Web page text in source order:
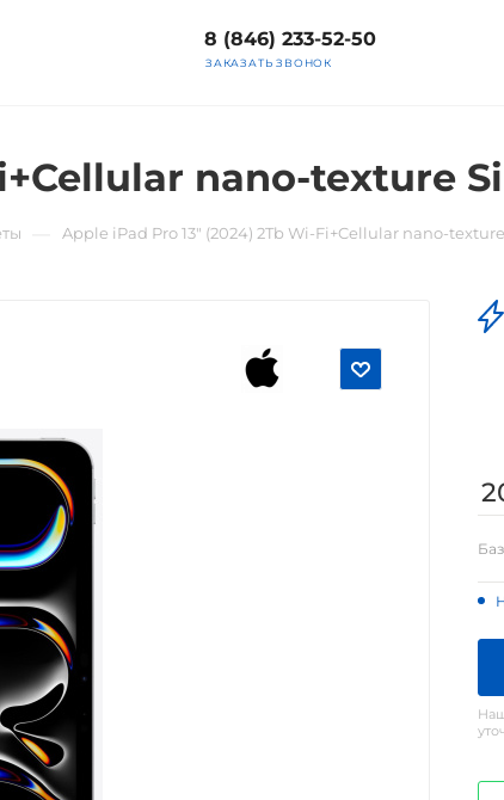
8 (846) 233-52-50
ЗАКАЗАТЬ ЗВОНОК
nano-texture
Apple iPad Pro 13" (2024) 2Tb Wi-Fi+Cellular nano-